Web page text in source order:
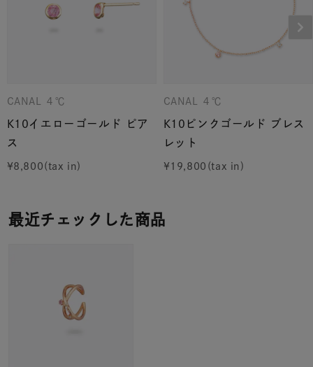
CANAL ４℃
K10イエローゴールド ピア
ス
¥8,800
CANAL ４℃
K10ピンクゴールド ブレス
レット
¥19,800
最近チェックした商品